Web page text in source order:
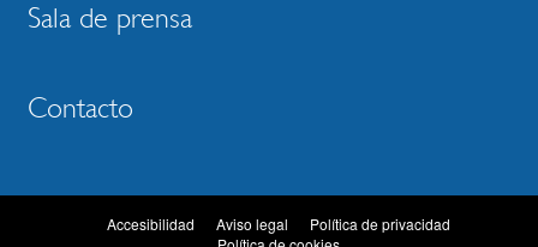
Sala de prensa
Contacto
Accesibilidad Aviso legal
Política de privacidad